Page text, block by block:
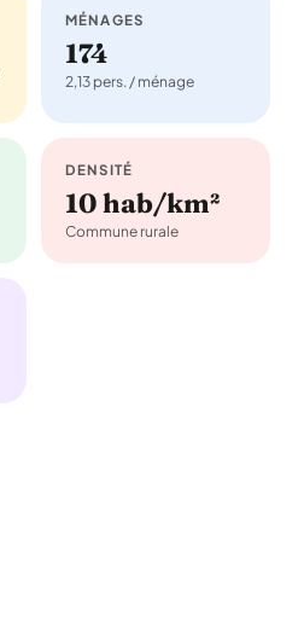
MÉNAGES
174
2,13 pers. / ménage
DENSITÉ
10 hab/km²
Commune rurale